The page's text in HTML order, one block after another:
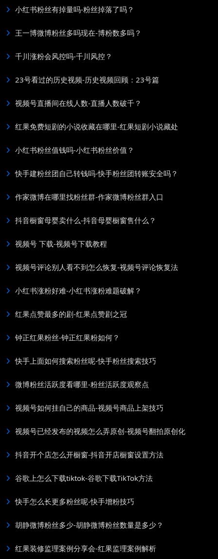
小红书粉丝有掉量吗-粉丝掉落了吗？
王一博微博粉丝多吗现在-博粉数多吗？
千川涨粉会风控吗-千川风控？
23号看过的历史视频-历史视频回顾：23号篇
视频号直播间在线人数-直播人数破千？
红果免费短剧的小说收藏在哪里-红果短剧小说藏处
小红书粉丝值钱吗-小红书粉丝价值？
快手建粉丝团自己转钱吗-快手粉丝团转账安全吗？
作家微博在哪里找粉丝群-作家微博粉丝群入口
抖音橱窗母婴卖什么-抖音母婴橱窗售什么？
视频号 下载-视频号下载教程
视频号评论别人看不到怎么恢复-视频号评论恢复法
小红书涨粉好难-小红书涨粉难题破解？
红果点赞最多的剧-红果点赞剧之冠
钟正红果粉丝-钟正红果粉如何？
快手上面如何搜索粉丝呢-快手粉丝搜索技巧
微博粉丝活跃度看哪里-粉丝活跃度观察点
视频号如何挂自己的商品-视频号商品上架技巧
视频号已经发布的视频怎么弄原创-视频号翻拍原创化
抖音开个店怎么开橱窗-抖音开店橱窗设置方法
谷歌上怎么下载tiktok-谷歌下载TikTok方法
快手怎么长更多粉丝呢-快手增粉技巧
胡静微博粉丝多少-胡静微博粉丝数量是多少？
红果装修监理案例分享会-红果监理案例解析